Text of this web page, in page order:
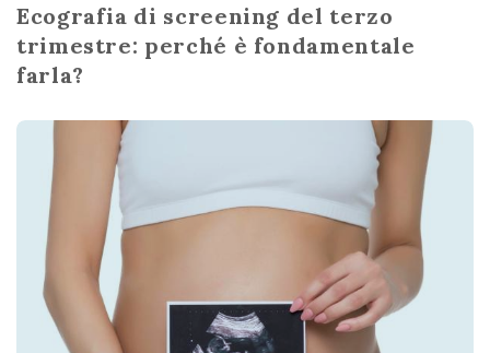
Ecografia di screening del terzo
trimestre: perché è fondamentale
farla?